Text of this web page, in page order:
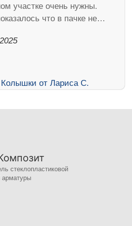
участке очень нужны.
что в пачке не…
стеклопластиковой
арматуры